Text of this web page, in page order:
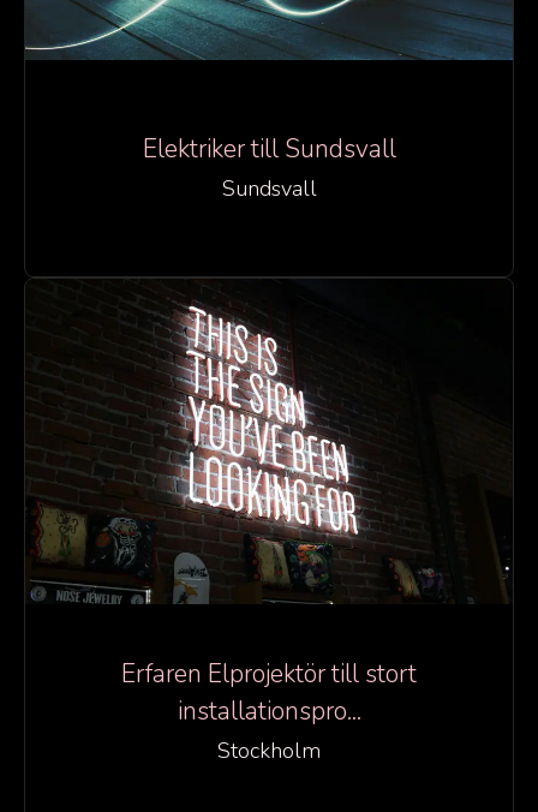
Elektriker till Sundsvall
Sundsvall
Erfaren Elprojektör till stort
installationspro...
Stockholm